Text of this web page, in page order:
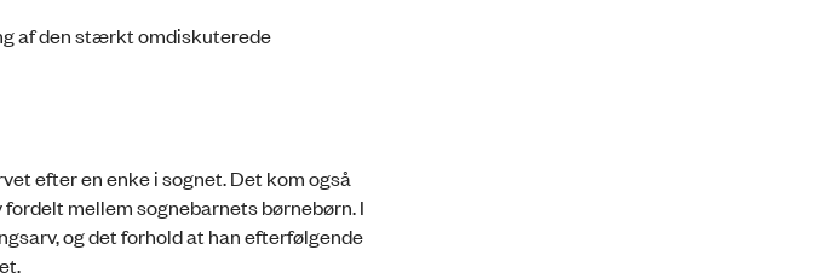
af den stærkt omdiskuterede
efter en enke i sognet. Det kom også
mellem sognebarnets børnebørn. I
og det forhold at han efterfølgende